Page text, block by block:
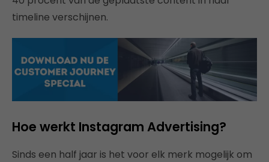
timeline verschijnen.
Hoe werkt Instagram Advertising?
Sinds een half jaar is het voor elk merk mogelijk om